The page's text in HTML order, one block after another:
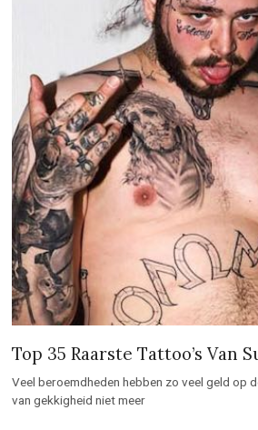
Top 35 Raarste Tattoo’s Van
Veel beroemdheden hebben zo veel geld op
van gekkigheid niet meer